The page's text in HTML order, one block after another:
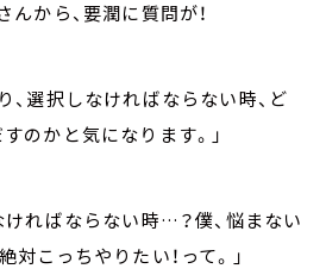
から、要潤に質問が！
、選択しなければならない時、ど
のかと気になります。」
ければならない時…？僕、悩まない
対こっちやりたい！って。」